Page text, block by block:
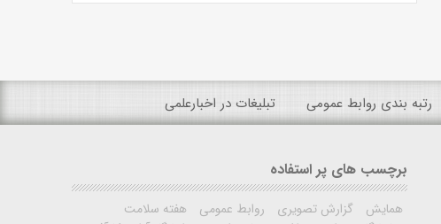
رتبه بندی روابط عمومی تبلیغات در اخبارعلمی
برچسب های پر استفاده
همایش گزارش تصویری روابط عمومی
هفته سلامت